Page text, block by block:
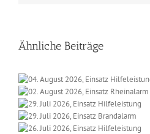
Ähnliche Beiträge